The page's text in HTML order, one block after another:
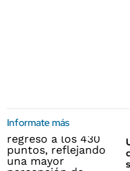
Informate más